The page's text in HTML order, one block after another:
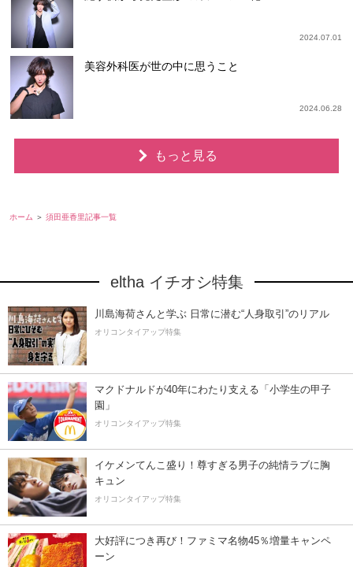
2024.07.01
美容外科医が世の中に思うこと
2024.06.28
もっと見る
ホーム 須田亜香里記事一覧
eltha イチオシ特集
川島海荷さんと学ぶ 日常に潜む“人身取引”のリアル
オリコンタイアップ特集
マクドナルドが40年にわたり支える「小学生の甲子
園」
オリコンタイアップ特集
イケメンてんこ盛り！尊すぎる男子の純情ラブに胸
キュン
オリコンタイアップ特集
大好評につき再び！ファミマ名物45％増量キャンペ
ーン